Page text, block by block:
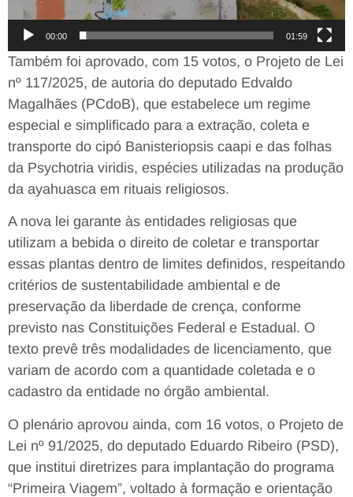
00:00 01:59
Também foi aprovado, com 15 votos, o Projeto de Lei
nº 117/2025, de autoria do deputado Edvaldo
Magalhães (PCdoB), que estabelece um regime
especial e simplificado para a extração, coleta e
transporte do cipó Banisteriopsis caapi e das folhas
da Psychotria viridis, espécies utilizadas na produção
da ayahuasca em rituais religiosos.
A nova lei garante às entidades religiosas que
utilizam a bebida o direito de coletar e transportar
essas plantas dentro de limites definidos, respeitando
critérios de sustentabilidade ambiental e de
preservação da liberdade de crença, conforme
previsto nas Constituições Federal e Estadual. O
texto prevê três modalidades de licenciamento, que
variam de acordo com a quantidade coletada e o
cadastro da entidade no órgão ambiental.
O plenário aprovou ainda, com 16 votos, o Projeto de
Lei nº 91/2025, do deputado Eduardo Ribeiro (PSD),
que institui diretrizes para implantação do programa
“Primeira Viagem”, voltado à formação e orientação